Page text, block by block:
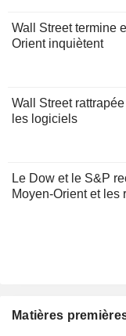
Wall Street termine
Orient inquiètent
Wall Street
les logiciels
Le Dow et le S&P
Moyen-Orient et les
Matières